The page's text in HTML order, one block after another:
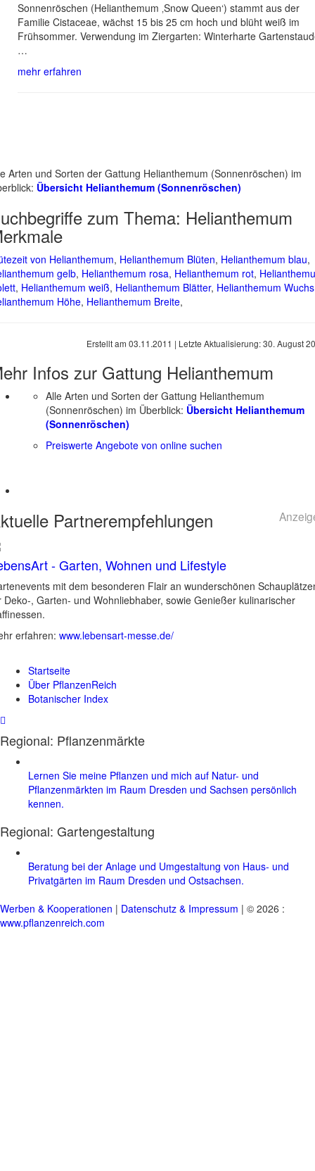
Sonnenröschen (Helianthemum ‚Snow Queen‘) stammt aus der
Familie Cistaceae, wächst 15 bis 25 cm hoch und blüht weiß im
Frühsommer. Verwendung im Ziergarten: Winterharte
…
mehr erfahren
Arten und Sorten der Gattung Helianthemum (Sonnenröschen) im
Übersicht Helianthemum (Sonnenröschen)
zum Thema: Helianthemum
von Helianthemum, Helianthemum Blüten, Helianthemum blau,
gelb, Helianthemum rosa, Helianthemum rot,
, Helianthemum weiß, Helianthemum Blätter, Helianthemum Wuchs
Höhe, Helianthemum Breite,
Erstellt am 03.11.2011 | Letzte Aktualisierung:30. August
Infos zur Gattung Helianthemum
Alle Arten und Sorten der Gattung Helianthemum
(Sonnenröschen) im Überblick: Übersicht Helianthemum
(Sonnenröschen)
Preiswerte Angebote von online suchen
Partnerempfehlungen
- Garten, Wohnen und Lifestyle
mit dem besonderen Flair an wunderschönen
Deko-, Garten- und Wohnliebhaber, sowie Genießer kulinarischer
erfahren: www.lebensart-messe.de/
Startseite
Über PflanzenReich
Botanischer Index
Regional: Pflanzenmärkte
Lernen Sie meine Pflanzen und mich auf Natur- und
Pflanzenmärkten im Raum Dresden und Sachsen persönlich
kennen.
Regional: Gartengestaltung
Beratung bei der Anlage und Umgestaltung von Haus- und
Privatgärten im Raum Dresden und Ostsachsen.
Werben & Kooperationen | Datenschutz & Impressum | © 2026 :
www.pflanzenreich.com